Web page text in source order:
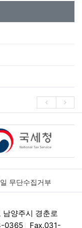
무단수집거부
양주시 경춘로
0365 Fax.031-